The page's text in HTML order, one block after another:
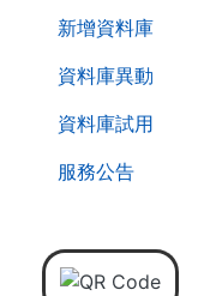
新增資料庫
資料庫異動
資料庫試用
服務公告